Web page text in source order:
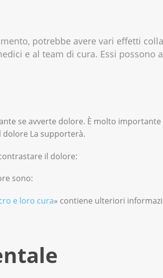
potrebbe avere vari effetti
e al team di cura. ‌‌Essi‌‌
se avverte dolore. È molto
dolore La supporterà.
il dolore:
sono:
e loro cura» contiene ulteriori